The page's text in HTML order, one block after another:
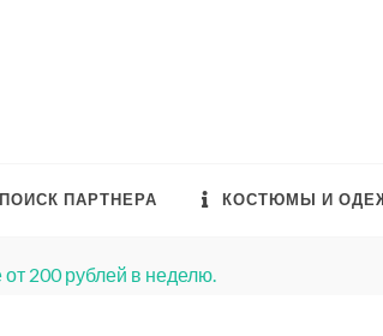
ПОИСК ПАРТНЕРА КОСТЮМЫ И
200 рублей в неделю.